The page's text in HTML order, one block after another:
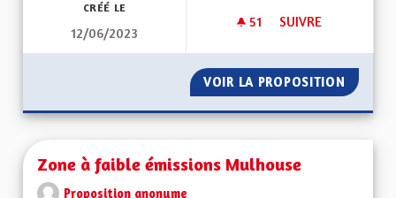
CRÉÉ LE
12/06/2023
51 51 ABONNÉS
SUIVRE
VOIR LA PROPOSITION
Zone à faible émissions Mulhouse
Proposition anonyme